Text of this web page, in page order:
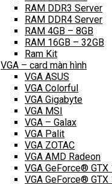
RAM DDR3 Server
RAM DDR4 Server
RAM 4GB – 8GB
RAM 16GB – 32GB
Ram Kit
VGA – card màn hình
VGA ASUS
VGA Colorful
VGA Gigabyte
VGA MSI
VGA – Galax
VGA Palit
VGA ZOTAC
VGA AMD Radeon
VGA GeForce®
VGA GeForce®